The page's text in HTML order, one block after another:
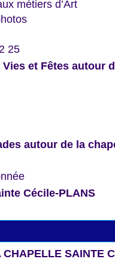
métiers d’Art
25
Vies et Fêtes autour
autour de la
Cécile-PLANS
CHAPELLE SAINTE